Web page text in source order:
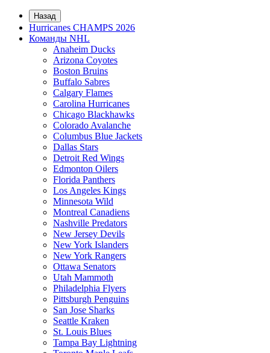
Назад
Hurricanes CHAMPS 2026
Команды NHL
Anaheim Ducks
Arizona Coyotes
Boston Bruins
Buffalo Sabres
Calgary Flames
Carolina Hurricanes
Chicago Blackhawks
Colorado Avalanche
Columbus Blue Jackets
Dallas Stars
Detroit Red Wings
Edmonton Oilers
Florida Panthers
Los Angeles Kings
Minnesota Wild
Montreal Canadiens
Nashville Predators
New Jersey Devils
New York Islanders
New York Rangers
Ottawa Senators
Utah Mammoth
Philadelphia Flyers
Pittsburgh Penguins
San Jose Sharks
Seattle Kraken
St. Louis Blues
Tampa Bay Lightning